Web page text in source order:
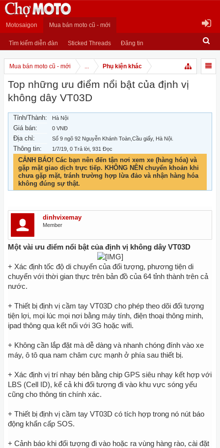
Motosaigon Mua bán moto cũ - mới
Tìm kiếm diễn đàn Sticked Threads Đăng tin
Mua bán moto cũ - mới ... Phụ kiện khác
Top những ưu điểm nổi bật của định vị
không dây VT03D
Tỉnh/Thành: Hà Nội
Giá bán: 0 VNĐ
Địa chỉ: Số 9 ngõ 92 Nguyễn Khánh Toàn,Cầu giấy, Hà Nội.
Thông tin: 1/7/19 , 0 Trả lời, 931 Đọc
CẢNH BÁO! Các bạn nên đến tận nơi xem xe (hàng hóa) và
gặp mặt giao dịch trực tiếp. KHÔNG NÊN chuyển khoản khi
chưa gặp mặt, tránh trường hợp lừa đảo và nhận hàng hóa
không đúng sự thật.
dinhvixemay
Member
Một vài ưu điểm nổi bật của định vị không dây VT03D
+ Xác định tốc độ di chuyển của đối tượng, phương tiện di
chuyển với thời gian thực trên bản đồ của 64 tỉnh thành trên cả
nước.
+ Thiết bị định vị cầm tay VT03D cho phép theo dõi đối tượng
tiện lợi, mọi lúc mọi nơi bằng máy tính, điện thoại thông minh,
ipad thông qua kết nối với 3G hoặc wifi.
+ Không cần lắp đặt mà dễ dàng và nhanh chóng đính vào xe
máy, ô tô qua nam châm cực mạnh ở phía sau thiết bị.
+ Xác định vị trí nhạy bén bằng chip GPS siêu nhạy kết hợp với
LBS (Cell ID), kể cả khi đối tượng đi vào khu vực sóng yếu
cũng cho thông tin chính xác.
+ Thiết bị định vị cầm tay VT03D có tích hợp trong nó nút báo
động khẩn cấp SOS.
+ Cảnh báo khi đối tượng đi vào hoặc ra vùng hàng rào, cài đặt